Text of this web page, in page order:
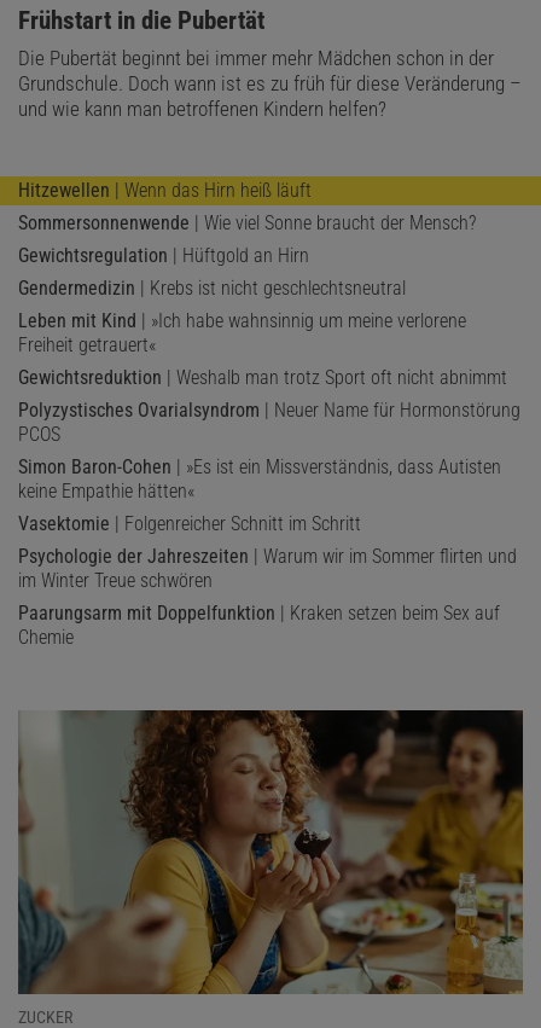
:
Frühstart in die Pubertät
Die Pubertät beginnt bei immer mehr Mädchen schon in der
Grundschule. Doch wann ist es zu früh für diese Veränderung –
und wie kann man betroffenen Kindern helfen?
Hitzewellen | Wenn das Hirn heiß läuft
Sommersonnenwende | Wie viel Sonne braucht der Mensch?
Gewichtsregulation | Hüftgold an Hirn
Gendermedizin | Krebs ist nicht geschlechtsneutral
Leben mit Kind | »Ich habe wahnsinnig um meine verlorene
Freiheit getrauert«
Gewichtsreduktion | Weshalb man trotz Sport oft nicht abnimmt
Polyzystisches Ovarialsyndrom | Neuer Name für Hormonstörung
PCOS
Simon Baron-Cohen | »Es ist ein Missverständnis, dass Autisten
keine Empathie hätten«
Vasektomie | Folgenreicher Schnitt im Schritt
Psychologie der Jahreszeiten | Warum wir im Sommer flirten und
im Winter Treue schwören
Paarungsarm mit Doppelfunktion | Kraken setzen beim Sex auf
Chemie
ZUCKER